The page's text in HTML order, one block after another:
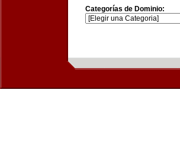
Categorías de Dominio: